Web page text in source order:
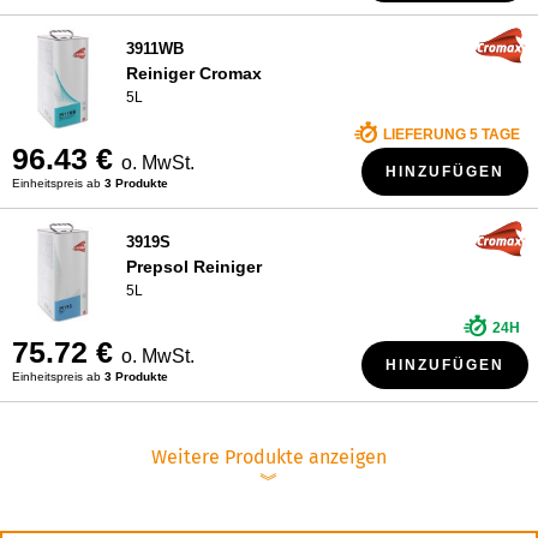
3911WB
Reiniger Cromax
5L
96.43 € o. MwSt.
Einheitspreis ab 3 Produkte
LIEFERUNG 5 TAGE
HINZUFÜGEN
3919S
Prepsol Reiniger
5L
75.72 € o. MwSt.
Einheitspreis ab 3 Produkte
24H
HINZUFÜGEN
Weitere Produkte anzeigen
︾